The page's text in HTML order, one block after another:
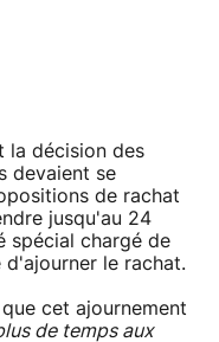
la décision des
devaient se
de rachat
jusqu'au 24
spécial chargé de
le rachat.
cet ajournement
de temps aux